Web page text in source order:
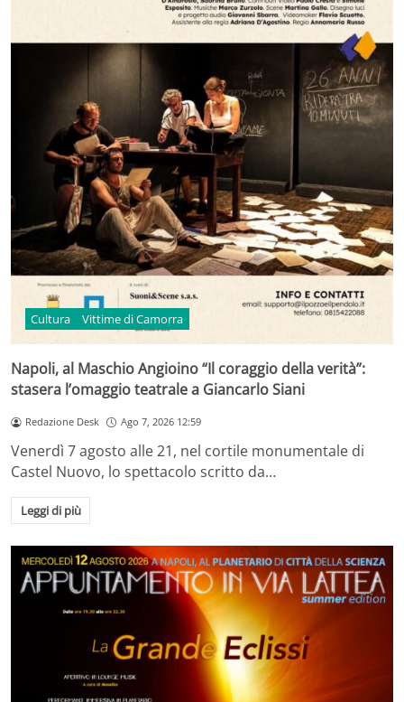
Cultura Vittime di Camorra
Napoli, al Maschio Angioino “Il coraggio della verità”:
stasera l’omaggio teatrale a Giancarlo Siani
Redazione Desk Ago 7, 2026 12:59
Venerdì 7 agosto alle 21, nel cortile monumentale di
Castel Nuovo, lo spettacolo scritto da…
Leggi di più